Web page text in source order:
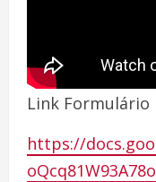
Link Formulário
https://